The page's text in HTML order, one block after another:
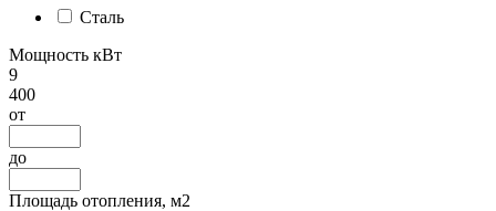
Сталь
Мощность кВт
9
400
от
до
Площадь отопления, м2